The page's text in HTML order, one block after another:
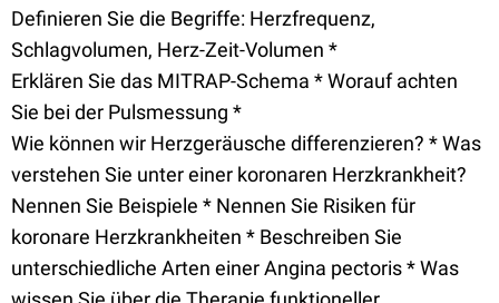
Definieren Sie die Begriffe: Herzfrequenz,
Schlagvolumen, Herz-Zeit-Volumen *
Erklären Sie das MITRAP-Schema * Worauf achten
Sie bei der Pulsmessung *
Wie können wir Herzgeräusche differenzieren? * Was
verstehen Sie unter einer koronaren Herzkrankheit?
Nennen Sie Beispiele * Nennen Sie Risiken für
koronare Herzkrankheiten * Beschreiben Sie
unterschiedliche Arten einer Angina pectoris * Was